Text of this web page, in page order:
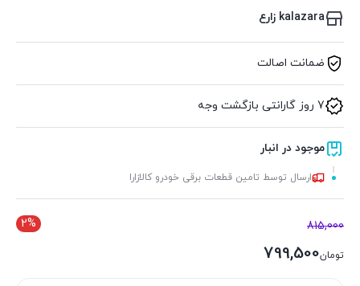
kalazara زارع
ضمانت اصالت
7 روز گارانتی بازگشت وجه
موجود در انبار
ارسال توسط تامین قطعات برقی خودرو کالازارا
2% 815,000
تومان799,500